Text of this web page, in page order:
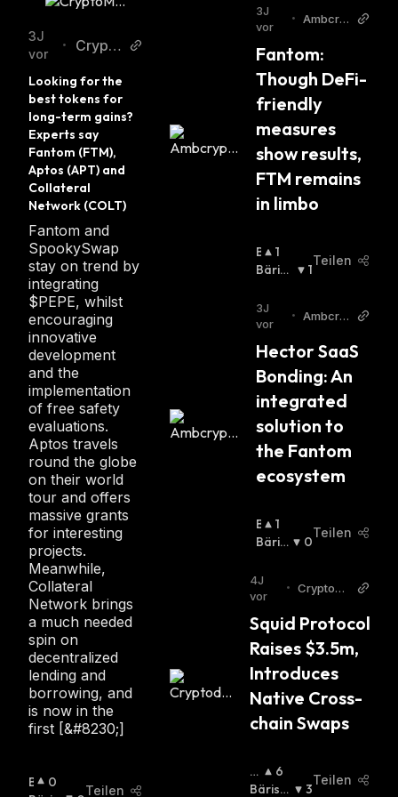
3J
vor
•
Crypto
Looking for the
best tokens for
long-term gains?
Experts say
Fantom (FTM),
Aptos (APT) and
Collateral
Network (COLT)
Fantom and
SpookySwap
stay on trend by
integrating
$PEPE, whilst
encouraging
innovative
development
and the
implementation
of free safety
evaluations.
Aptos travels
round the globe
on their world
tour and offers
massive grants
for interesting
projects.
Meanwhile,
Collateral
Network brings
a much needed
spin on
decentralized
lending and
borrowing, and
is now in the
first [&#8230;]
B
0
Teilen
3J
vor
• Ambcry
Fantom:
Though DeFi-
friendly
measures
show results,
FTM remains
in limbo
B
U
I
S
H
1
Bärisc
1
Teilen
3J
vor
• Ambcry
Hector SaaS
Bonding: An
integrated
solution to
the Fantom
ecosystem
B
U
I
S
H
:
1
Bäris
0
Teilen
4J
vor
•
Cryptoda
Squid Protocol
Raises $3.5m,
Introduces
Native Cross-
chain Swaps
B
Ul
6
Bärisc
3
Teilen